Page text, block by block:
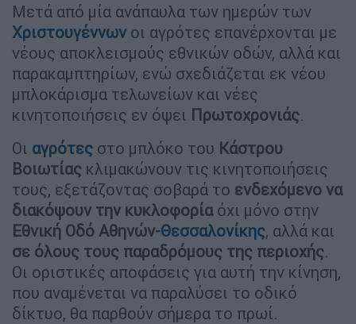
Μετά από μία ανάπαυλα των ημερών των
Χριστουγέννων οι αγρότες επανέρχονται με
νέους αποκλεισμούς εθνικών οδών, αλλά και
παρακαμπτηρίων, ενώ σχεδιάζεται εκ νέου
μπλοκάρισμα τελωνείων και νέες
κινητοποιήσεις εν όψει Πρωτοχρονιάς.
Οι αγρότες στο μπλόκο του Κάστρου
Βοιωτίας κλιμακώνουν τις κινητοποιήσεις
τους, εξετάζοντας σοβαρά το ενδεχόμενο να
διακόψουν την κυκλοφορίαόχι μόνο στην
Εθνική Οδό Αθηνών-Θεσσαλονίκης, αλλά και
σε όλους τους παραδρόμους της περιοχής.
Οι οριστικές αποφάσεις για αυτή την κίνηση,
που αναμένεται να παραλύσει το οδικό
δίκτυο, θα παρθούν σήμερα το πρωί.